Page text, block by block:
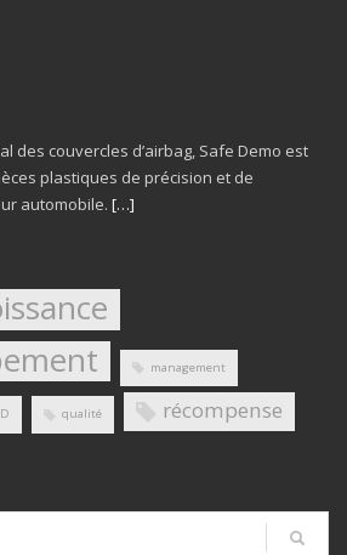
des couvercles d’airbag, Safe Demo est
plastiques de précision et de
automobile. […]
management
qualité récompense